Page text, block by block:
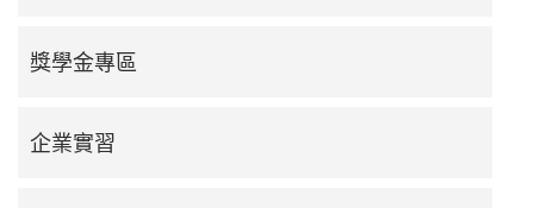
獎學金專區
企業實習